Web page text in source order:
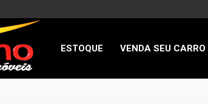
ESTOQUE VENDA SEU CARRO